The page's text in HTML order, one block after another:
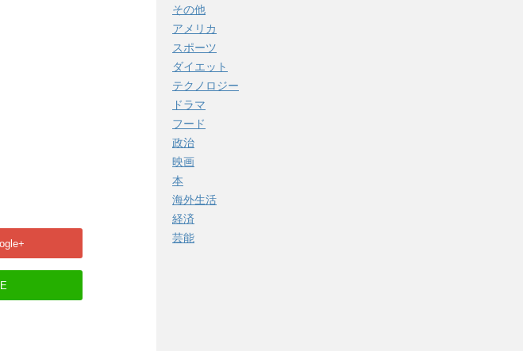
その他
アメリカ
スポーツ
ダイエット
テクノロジー
ドラマ
フード
政治
映画
本
海外生活
経済
芸能